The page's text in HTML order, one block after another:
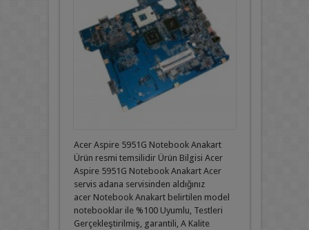
Acer Aspire 5951G Notebook Anakart
Ürün resmi temsilidir Ürün Bilgisi Acer
Aspire 5951G Notebook Anakart Acer
servis adana servisinden aldığınız
acer Notebook Anakart belirtilen model
notebooklar ile %100 Uyumlu, Testleri
Gerçekleştirilmiş, garantili, A Kalite